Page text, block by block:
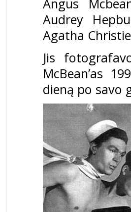
Angus
Audrey
Agatha
Jis
McBean’as
dieną po savo